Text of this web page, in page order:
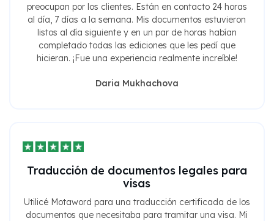
preocupan por los clientes. Están en contacto 24 horas
al día, 7 días a la semana. Mis documentos estuvieron
listos al día siguiente y en un par de horas habían
completado todas las ediciones que les pedí que
hicieran. ¡Fue una experiencia realmente increíble!
Daria Mukhachova
Traducción de documentos legales para
visas
Utilicé Motaword para una traducción certificada de los
documentos que necesitaba para tramitar una visa. Mi